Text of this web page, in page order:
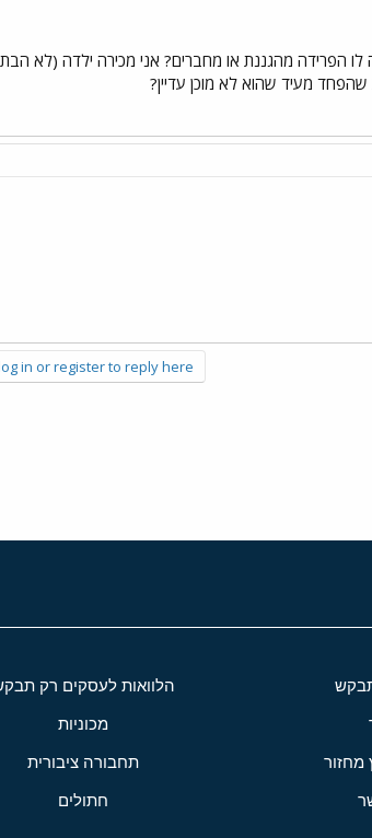
לו הפרידה מהגננת או מחברים? אני מכירה ילדה (לא
מעיד שהוא לא מוכן עדיין?
in or register to reply here.
הלוואות לעסקים רק
מכוניות
מחזור תחבורה ציבורית
חתולים